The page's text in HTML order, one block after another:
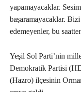
yapamayacaklar.
başaramayacaklar.
edemeyenler, bu
Yeşil Sol Parti’nin
Demokratik Partisi
(Hazro) ilçesinin